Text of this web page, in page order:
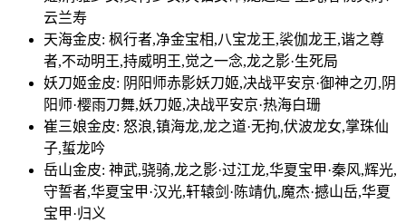
云兰寿
天海金皮: 枫行者,净金宝相,八宝龙王,裟伽龙王,谐之尊
者,不动明王,持威明王,觉之一念,龙之影·生死局
妖刀姬金皮: 阴阳师赤影妖刀姬,决战平安京·御神之刃,阴
阳师·樱雨刀舞,妖刀姬,决战平安京·热海白珊
崔三娘金皮: 怒浪,镇海龙,龙之道·无拘,伏波龙女,掌珠仙
子,蜇龙吟
岳山金皮: 神武,骁骑,龙之影·过江龙,华夏宝甲·秦风,辉光,
守誓者,华夏宝甲·汉光,轩辕剑·陈靖仇,魔杰·撼山岳,华夏
宝甲·归义